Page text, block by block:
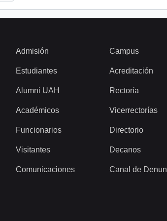
Admisión
Estudiantes
Alumni UAH
Académicos
Funcionarios
Visitantes
Comunicaciones
Campus
Acreditación
Rectoría
Vicerrectorías
Directorio
Decanos
Canal de